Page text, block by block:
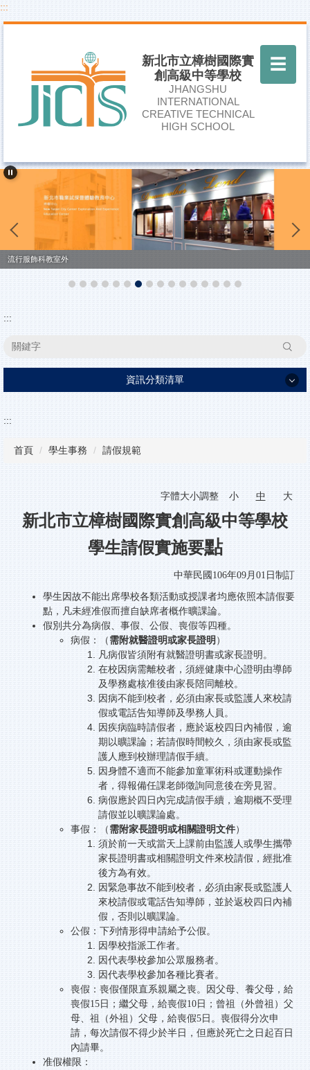
跳
到
:::
☰
新北市立樟樹國際實
創高級中等學校
JHANGSHU
INTERNATIONAL
CREATIVE TECHNICAL
HIGH SCHOOL
流行服飾科教室外
:::
搜尋
資訊分類清單
行政單位
學生事務
教學資源
校務服務
新北115特色招生
:::
首頁 學生事務 請假規範
字體大小調整 小 中 大
新北市立樟樹國際實創高級中等學校
學生請假實施要點
中華民國106年09月01日制訂
學生因故不能出席學校各類活動或授課者均應依照本請假要
點，凡未經准假而擅自缺席者概作曠課論。
假別共分為病假、事假、公假、喪假等四種。
病假：（ 需附就醫證明或家長證明 ）
凡病假皆須附有就醫證明書或家長證明。
在校因病需離校者，須經健康中心證明由導師
及學務處核准後由家長陪同離校。
因病不能到校者，必須由家長或監護人來校請
假或電話告知導師及學務人員。
因疾病臨時請假者，應於返校四日內補假，逾
期以曠課論；若請假時間較久，須由家長或監
護人應到校辦理請假手續。
因身體不適而不能參加童軍術科或運動操作
者，得報備任課老師徵詢同意後在旁見習。
病假應於四日內完成請假手續，逾期概不受理
請假並以曠課論處。
事假：（ 需附家長證明或相關證明文件）
須於前一天或當天上課前由監護人或學生攜帶
家長證明書或相關證明文件來校請假，經批准
後方為有效。
因緊急事故不能到校者，必須由家長或監護人
來校請假或電話告知導師，並於返校四日內補
假，否則以曠課論。
公假：下列情形得申請給予公假。
因學校指派工作者。
因代表學校參加公眾服務者。
因代表學校參加各種比賽者。
喪假：喪假僅限直系親屬之喪。因父母、養父母，給
喪假15日；繼父母，給喪假10日；曾祖（外曾祖）父
母、祖（外祖）父母，給喪假5日。喪假得分次申
請，每次請假不得少於半日，但應於死亡之日起百日
內請畢。
准假權限：